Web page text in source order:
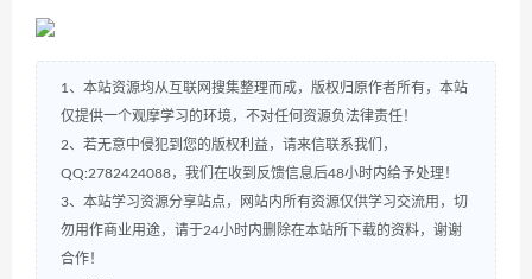
1、本站资源均从互联网搜集整理而成，版权归原作者所有，本站
仅提供一个观摩学习的环境，不对任何资源负法律责任！
2、若无意中侵犯到您的版权利益，请来信联系我们，
QQ:2782424088，我们在收到反馈信息后48小时内给予处理！
3、本站学习资源分享站点，网站内所有资源仅供学习交流用，切
勿用作商业用途，请于24小时内删除在本站所下载的资料，谢谢
合作！